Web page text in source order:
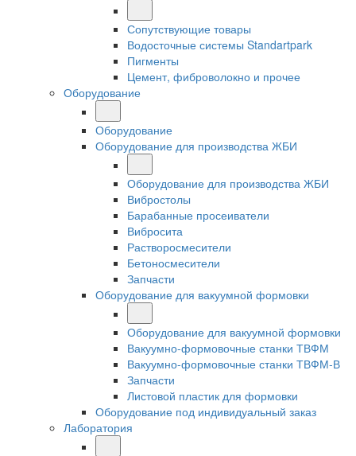
Сопутствующие товары
Водосточные системы Standartpark
Пигменты
Цемент, фиброволокно и прочее
Оборудование
Оборудование
Оборудование для производства ЖБИ
Оборудование для производства ЖБИ
Вибростолы
Барабанные просеиватели
Вибросита
Растворосмесители
Бетоносмесители
Запчасти
Оборудование для вакуумной формовки
Оборудование для вакуумной формовки
Вакуумно-формовочные станки ТВФМ
Вакуумно-формовочные станки ТВФМ-В
Запчасти
Листовой пластик для формовки
Оборудование под индивидуальный заказ
Лаборатория